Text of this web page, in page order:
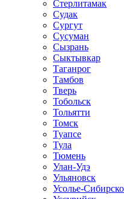
Стерлитамак
Судак
Сургут
Сусуман
Сызрань
Сыктывкар
Таганрог
Тамбов
Тверь
Тобольск
Тольятти
Томск
Туапсе
Тула
Тюмень
Улан-Удэ
Ульяновск
Усолье-